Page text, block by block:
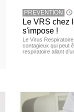
PREVENTION
Le VRS chez
s'impose !
Le Virus
contagieux qui peut
respiratoire allant